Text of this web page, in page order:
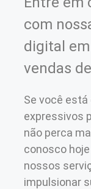
com
digital
vendas
Se você
expressivos
não perca
conosco
nossos
impulsionar